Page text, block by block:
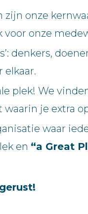
onze
voor onze
denkers,
elkaar.
plek! We
waarin je extra
waar
en “a Great